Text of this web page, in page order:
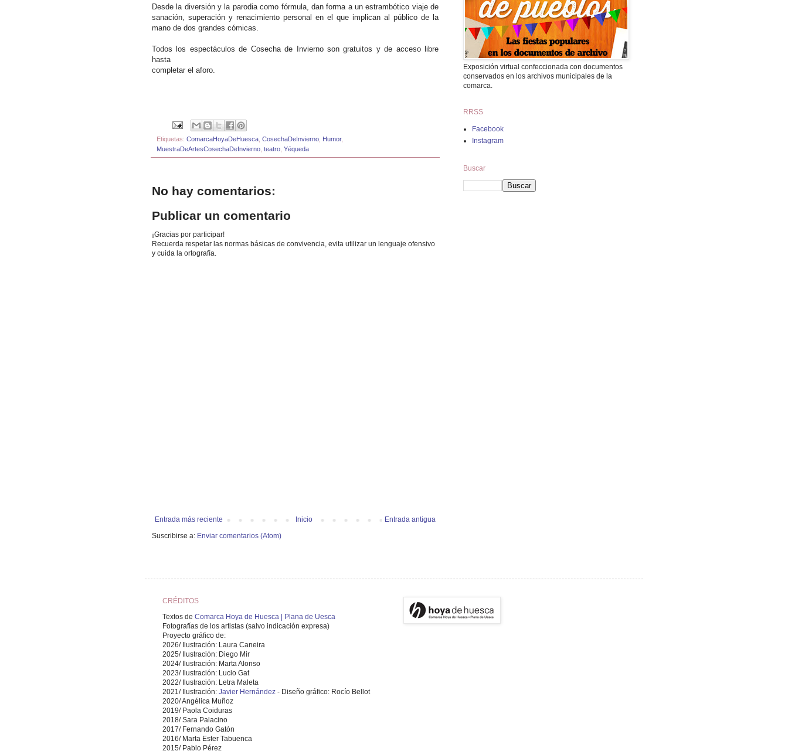
Desde la diversión y la parodia como fórmula, dan forma a un estrambótico viaje de
sanación, superación y renacimiento personal en el que implican al público de la
mano de dos grandes cómicas.
Todos los espectáculos de Cosecha de Invierno son gratuitos y de acceso libre
hasta
completar el aforo.
Etiquetas: ComarcaHoyaDeHuesca CosechaDeInvierno Humor,
MuestraDeArtesCosechaDeInvierno teatro Yéqueda
No hay comentarios:
Publicar un comentario
¡Gracias por participar!
Recuerda respetar las normas básicas de convivencia, evita utilizar un lenguaje ofensivo
y cuida la ortografía.
Entrada más reciente Entrada antigua
Inicio
Suscribirse a: Enviar comentarios (Atom)
Exposición virtual confeccionada con documentos
conservados en los archivos municipales de la
comarca.
RRSS
Facebook
Instagram
Buscar
CRÉDITOS
Textos de Comarca Hoya de Huesca | Plana de Uesca
Fotografías de los artistas (salvo indicación expresa)
Proyecto gráfico de:
2026/ Ilustración: Laura Caneira
2025/ Ilustración: Diego Mir
2024/ Ilustración: Marta Alonso
2023/ Ilustración: Lucio Gat
2022/ Ilustración: Letra Maleta
2021/ Ilustración: Javier Hernández - Diseño gráfico: Rocío Bellot
2020/ Angélica Muñoz
2019/ Paola Coiduras
2018/ Sara Palacino
2017/ Fernando Gatón
2016/ Marta Ester Tabuenca
2015/ Pablo Pérez